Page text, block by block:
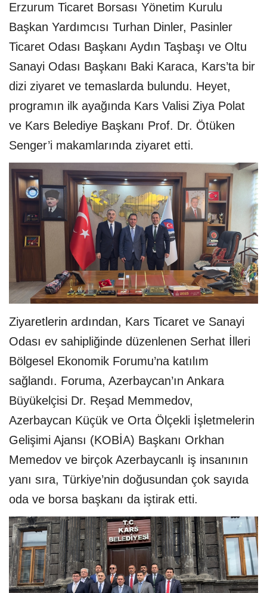
Erzurum Ticaret Borsası Yönetim Kurulu
Başkan Yardımcısı Turhan Dinler, Pasinler
Ticaret Odası Başkanı Aydın Taşbaşı ve Oltu
Sanayi Odası Başkanı Baki Karaca, Kars’ta bir
dizi ziyaret ve temaslarda bulundu. Heyet,
programın ilk ayağında Kars Valisi Ziya Polat
ve Kars Belediye Başkanı Prof. Dr. Ötüken
Senger’i makamlarında ziyaret etti.
Ziyaretlerin ardından, Kars Ticaret ve Sanayi
Odası ev sahipliğinde düzenlenen Serhat İlleri
Bölgesel Ekonomik Forumu’na katılım
sağlandı. Foruma, Azerbaycan’ın Ankara
Büyükelçisi Dr. Reşad Memmedov,
Azerbaycan Küçük ve Orta Ölçekli İşletmelerin
Gelişimi Ajansı (KOBİA) Başkanı Orkhan
Memedov ve birçok Azerbaycanlı iş insanının
yanı sıra, Türkiye’nin doğusundan çok sayıda
oda ve borsa başkanı da iştirak etti.